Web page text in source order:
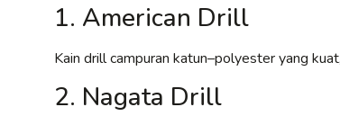
1. American Drill
Kain drill campuran katun–polyester yang
2. Nagata Drill